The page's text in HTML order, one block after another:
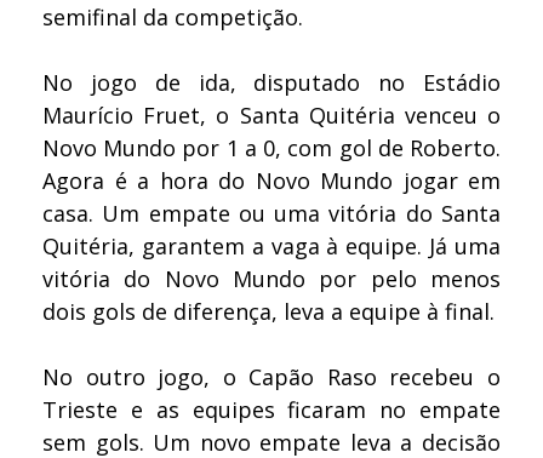
semifinal da competição.
No jogo de ida, disputado no Estádio
Maurício Fruet, o Santa Quitéria venceu o
Novo Mundo por 1 a 0, com gol de Roberto.
Agora é a hora do Novo Mundo jogar em
casa. Um empate ou uma vitória do Santa
Quitéria, garantem a vaga à equipe. Já uma
vitória do Novo Mundo por pelo menos
dois gols de diferença, leva a equipe à final.
No outro jogo, o Capão Raso recebeu o
Trieste e as equipes ficaram no empate
sem gols. Um novo empate leva a decisão